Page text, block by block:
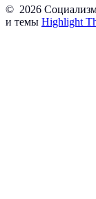
© 2026 Социализм
и темы Highlight